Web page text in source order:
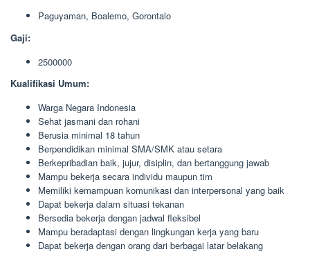
Paguyaman, Boalemo, Gorontalo
Gaji:
2500000
Kualifikasi Umum:
Warga Negara Indonesia
Sehat jasmani dan rohani
Berusia minimal 18 tahun
Berpendidikan minimal SMA/SMK atau setara
Berkepribadian baik, jujur, disiplin, dan bertanggung jawab
Mampu bekerja secara individu maupun tim
Memiliki kemampuan komunikasi dan interpersonal yang baik
Dapat bekerja dalam situasi tekanan
Bersedia bekerja dengan jadwal fleksibel
Mampu beradaptasi dengan lingkungan kerja yang baru
Dapat bekerja dengan orang dari berbagai latar belakang